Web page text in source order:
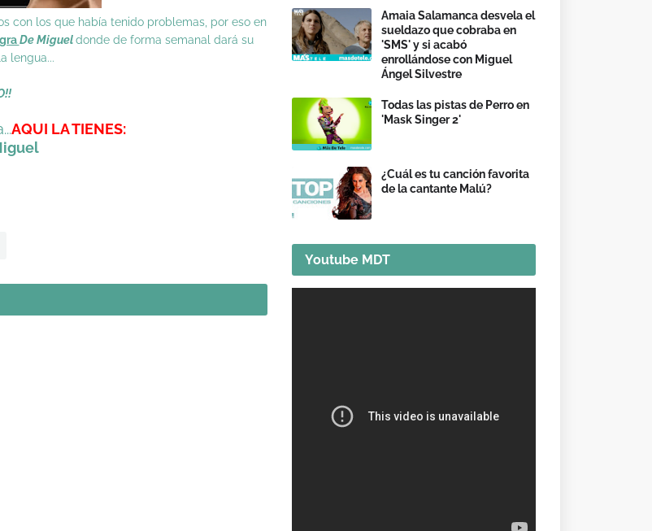
con los que había tenido problemas, por eso en
De Migueldonde de forma semanal dará su
lengua...
AQUI LA TIENES:
Amaia Salamanca desvela el
sueldazo que cobraba en
'SMS' y si acabó
enrollándose con Miguel
Ángel Silvestre
Todas las pistas de Perro en
'Mask Singer 2'
¿Cuál es tu canción favorita
de la cantante Malú?
Youtube MDT